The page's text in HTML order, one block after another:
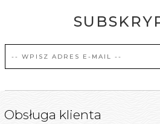
Obsługa klienta